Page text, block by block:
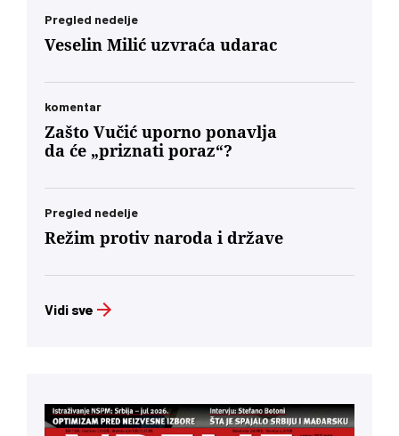
Pregled nedelje
Veselin Milić uzvraća udarac
komentar
Zašto Vučić uporno ponavlja
da će „priznati poraz“?
Pregled nedelje
Režim protiv naroda i države
Vidi sve